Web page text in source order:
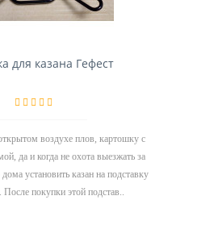
для казана Гефест
воздухе плов, картошку с
да и когда не охота выезжать за
установить казан на подставку
После покупки этой подстав..